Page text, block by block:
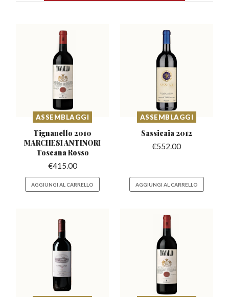
ASSEMBLAGGI
Tignanello 2010
MARCHESIANTINORI
Toscana Rosso
€415.00
AGGIUNGI AL CARRELLO
ASSEMBLAGGI
Sassicaia 2012
€552.00
AGGIUNGI AL CARRELLO